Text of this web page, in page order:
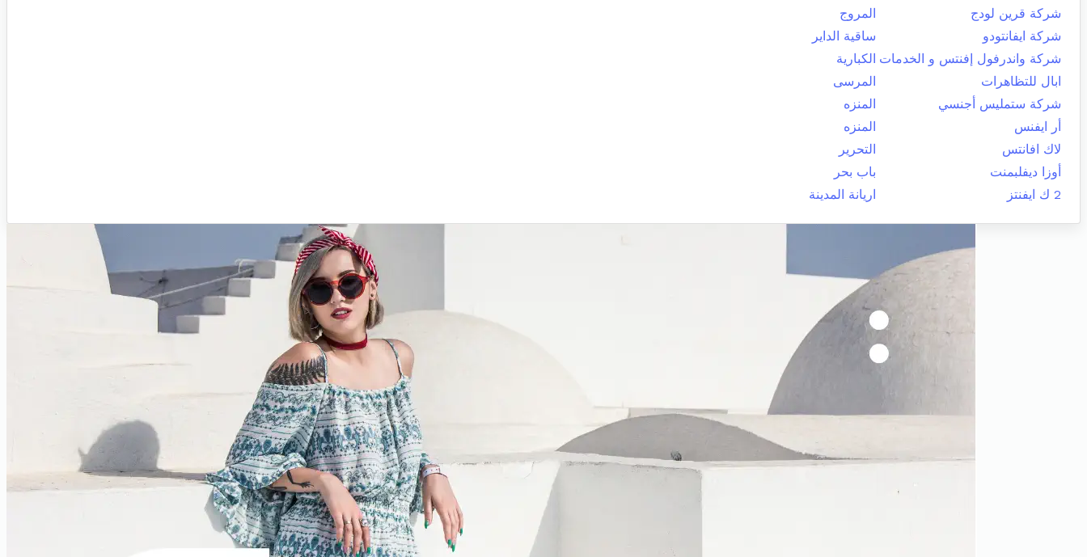
شركة قرين لودج
المروج
شركة ايفانتودو
ساقية الداير
شركة واندرفول إفنتس و الخدمات الكبارية
ابال للتظاهرات
المرسى
شركة ستمليس أجنسي
المنزه
أر ايفنس
المنزه
لاك افانتس
التحرير
أوزا ديفلبمنت
باب بحر
2 ك ايفنتز
اريانة المدينة